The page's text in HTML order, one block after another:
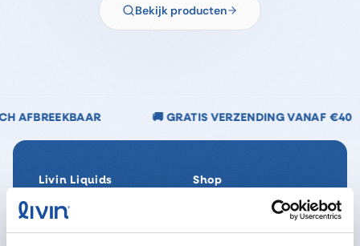
Bekijk producten
🚚 GRATIS VERZENDING VANAF €40 🌿
Livin Liquids
Ons verhaal
Onze Impact
Shop
SpaReady